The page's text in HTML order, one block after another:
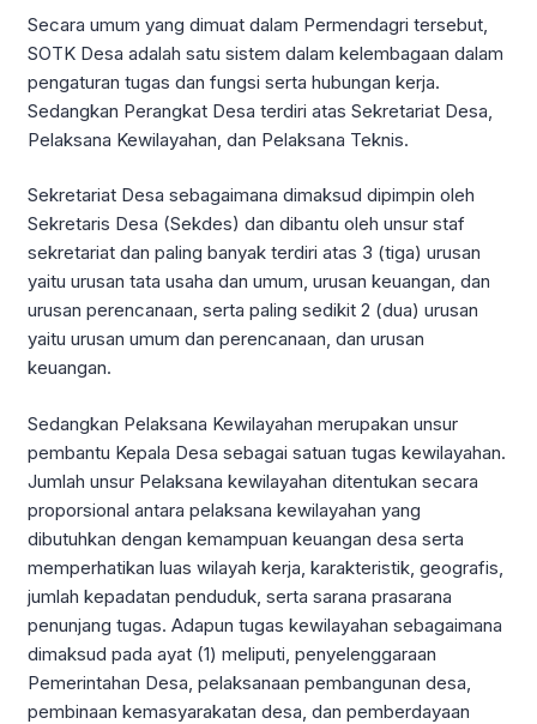
Secara umum yang dimuat dalam Permendagri tersebut,
SOTK Desa adalah satu sistem dalam kelembagaan dalam
pengaturan tugas dan fungsi serta hubungan kerja.
Sedangkan Perangkat Desa terdiri atas Sekretariat Desa,
Pelaksana Kewilayahan, dan Pelaksana Teknis.
Sekretariat Desa sebagaimana dimaksud dipimpin oleh
Sekretaris Desa (Sekdes) dan dibantu oleh unsur staf
sekretariat dan paling banyak terdiri atas 3 (tiga) urusan
yaitu urusan tata usaha dan umum, urusan keuangan, dan
urusan perencanaan, serta paling sedikit 2 (dua) urusan
yaitu urusan umum dan perencanaan, dan urusan
keuangan.
Sedangkan Pelaksana Kewilayahan merupakan unsur
pembantu Kepala Desa sebagai satuan tugas kewilayahan.
Jumlah unsur Pelaksana kewilayahan ditentukan secara
proporsional antara pelaksana kewilayahan yang
dibutuhkan dengan kemampuan keuangan desa serta
memperhatikan luas wilayah kerja, karakteristik, geografis,
jumlah kepadatan penduduk, serta sarana prasarana
penunjang tugas. Adapun tugas kewilayahan sebagaimana
dimaksud pada ayat (1) meliputi, penyelenggaraan
Pemerintahan Desa, pelaksanaan pembangunan desa,
pembinaan kemasyarakatan desa, dan pemberdayaan